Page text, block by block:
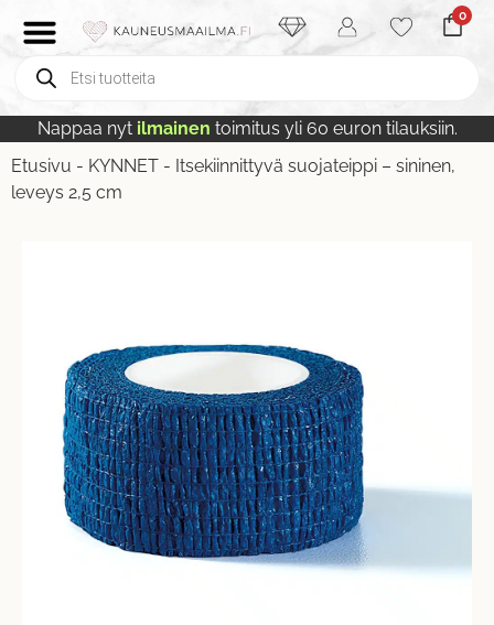
0
Nappaa nyt ilmainen toimitus yli 60 euron tilauksiin.
Etusivu - KYNNET - Itsekiinnittyvä suojateippi – sininen,
leveys 2,5 cm